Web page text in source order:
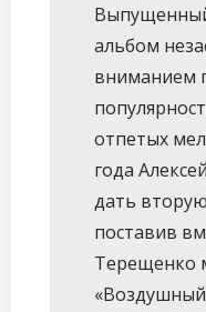
альбом
вниманием
отпетых
года
дать
поставив
Терещенко